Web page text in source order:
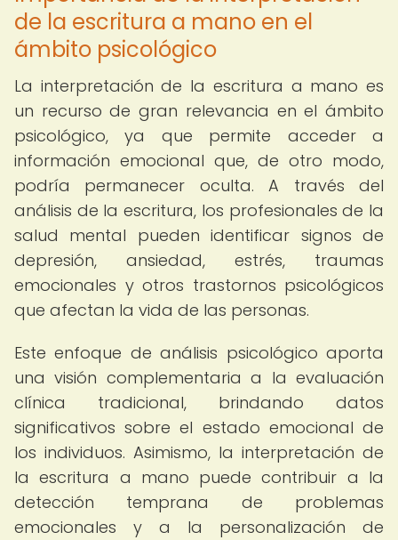
de la escritura a mano en el
ámbito psicológico
La interpretación de la escritura a mano es
un recurso de gran relevancia en el ámbito
psicológico, ya que permite acceder a
información emocional que, de otro modo,
podría permanecer oculta. A través del
análisis de la escritura, los profesionales de la
salud mental pueden identificar signos de
depresión, ansiedad, estrés, traumas
emocionales y otros trastornos psicológicos
que afectan la vida de las personas.
Este enfoque de análisis psicológico aporta
una visión complementaria a la evaluación
clínica tradicional, brindando datos
significativos sobre el estado emocional de
los individuos. Asimismo, la interpretación de
la escritura a mano puede contribuir a la
detección temprana de problemas
emocionales y a la personalización de